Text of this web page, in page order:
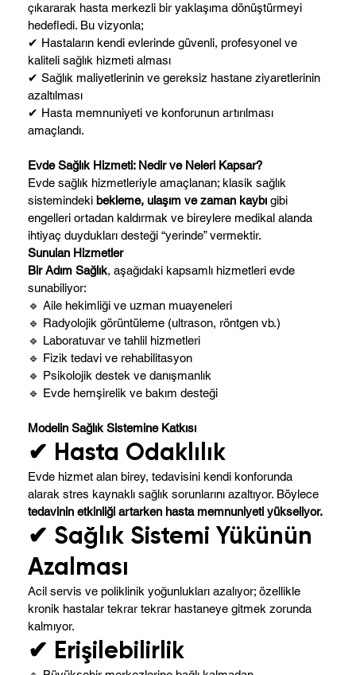
çıkararak hasta merkezli bir yaklaşıma dönüştürmeyi
hedefledi. Bu vizyonla;
✔ Hastaların kendi evlerinde güvenli, profesyonel ve
kaliteli sağlık hizmeti alması
✔ Sağlık maliyetlerinin ve gereksiz hastane ziyaretlerinin
azaltılması
✔ Hasta memnuniyeti ve konforunun artırılması
amaçlandı.
Evde Sağlık Hizmeti: Nedir ve Neleri Kapsar?
Evde sağlık hizmetleriyle amaçlanan; klasik sağlık
sistemindeki bekleme, ulaşım ve zaman kaybı gibi
engelleri ortadan kaldırmak ve bireylere medikal alanda
ihtiyaç duydukları desteği “yerinde” vermektir.
Sunulan Hizmetler
Bir Adım Sağlık, aşağıdaki kapsamlı hizmetleri evde
sunabiliyor:
🔹 Aile hekimliği ve uzman muayeneleri
🔹 Radyolojik görüntüleme (ultrason, röntgen vb.)
🔹 Laboratuvar ve tahlil hizmetleri
🔹 Fizik tedavi ve rehabilitasyon
🔹 Psikolojik destek ve danışmanlık
🔹 Evde hemşirelik ve bakım desteği
Modelin Sağlık Sistemine Katkısı
✔ Hasta Odaklılık
Evde hizmet alan birey, tedavisini kendi konforunda
alarak stres kaynaklı sağlık sorunlarını azaltıyor. Böylece
tedavinin etkinliği artarken hasta memnuniyeti yükseliyor.
✔ Sağlık Sistemi Yükünün
Azalması
Acil servis ve poliklinik yoğunlukları azalıyor; özellikle
kronik hastalar tekrar tekrar hastaneye gitmek zorunda
kalmıyor.
✔ Erişilebilirlik